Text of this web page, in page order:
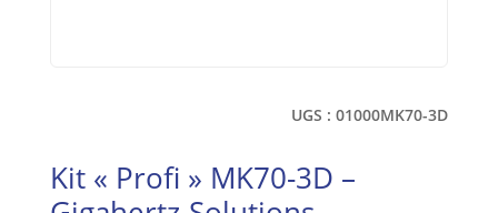
UGS :01000MK70-3D
Kit « Profi » MK70-3D –